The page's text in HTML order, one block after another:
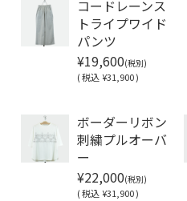
コードレーンス
トライプワイド
パンツ
¥19,600(税別)
(税込¥31,900 )
ボーダーリボン
刺繍プルオーバ
ー
¥22,000(税別)
(税込¥31,900 )